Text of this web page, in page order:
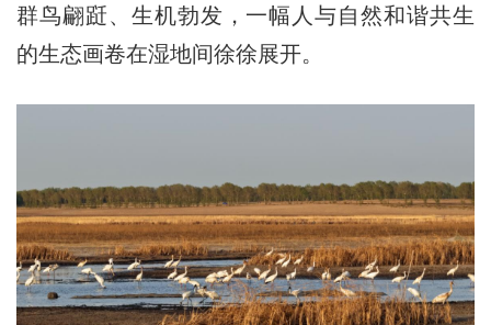
群鸟翩跹、生机勃发，一幅人与自然和谐共生
的生态画卷在湿地间徐徐展开。